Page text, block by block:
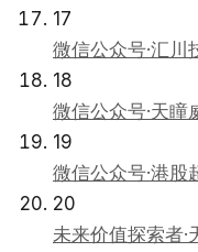
17
微信公众号·汇川
18
微信公众号·天瞳
19
微信公众号·港股
20
未来价值探索者·